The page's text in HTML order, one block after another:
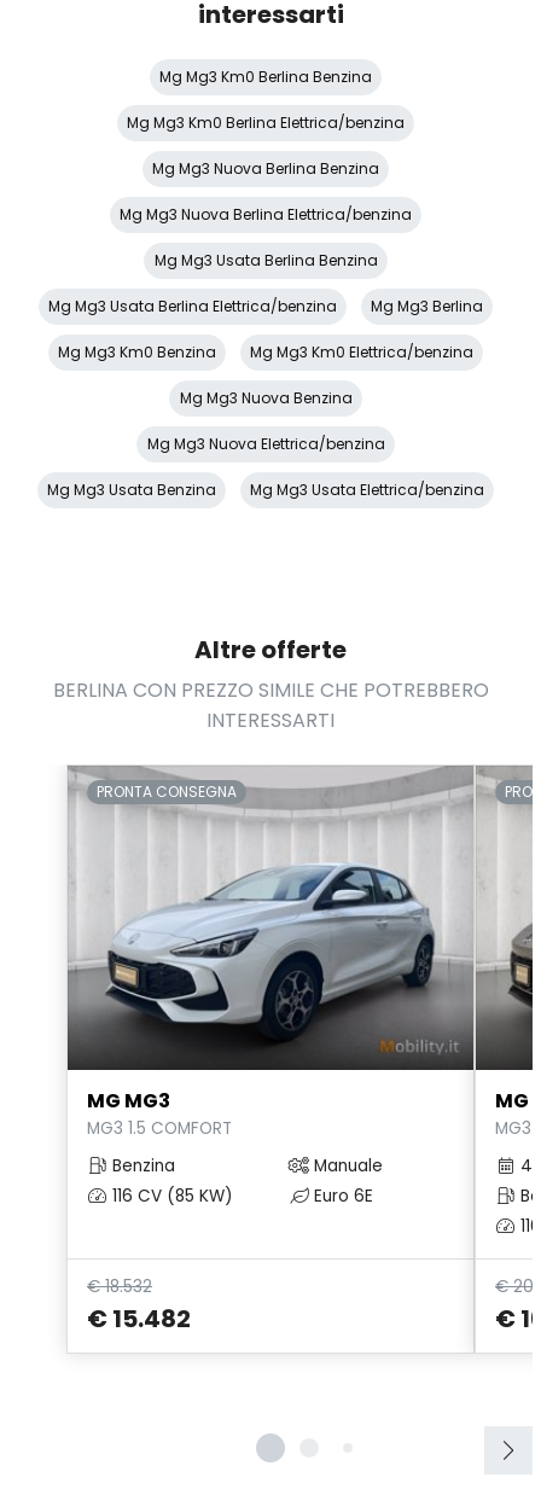
Sensori parcheggio posterioriinteressarti
Mg Mg3 Km0 Berlina Benzina
Mg Mg3 Km0 Berlina Elettrica/benzina
Mg Mg3 Nuova Berlina Benzina
Mg Mg3 Nuova Berlina Elettrica/benzina
Mg Mg3 Usata Berlina Benzina
Mg Mg3 Usata Berlina Elettrica/benzina Mg Mg3 Berlina
Mg Mg3 Km0 Benzina Mg Mg3 Km0 Elettrica/benzina
Mg Mg3 Nuova Benzina
Mg Mg3 Nuova Elettrica/benzina
Mg Mg3 Usata Benzina Mg Mg3 Usata Elettrica/benzina
Altre offerte
BERLINA CON PREZZO SIMILE CHE POTREBBERO
INTERESSARTI
PRONTA CONSEGNA
MG MG3
MG3 1.5 COMFORT
Benzina
Manuale
116 CV (85 KW)
Euro 6E
€ 18.532
€ 15.482
MG
MG3
€
€